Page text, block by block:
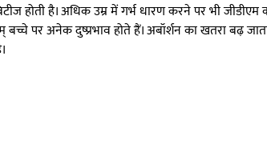
होती है। अधिक उम्र में गर्भ धारण करने पर भी
पर अनेक दुष्प्रभाव होते हैं। अबॉर्शन का खतरा बढ़